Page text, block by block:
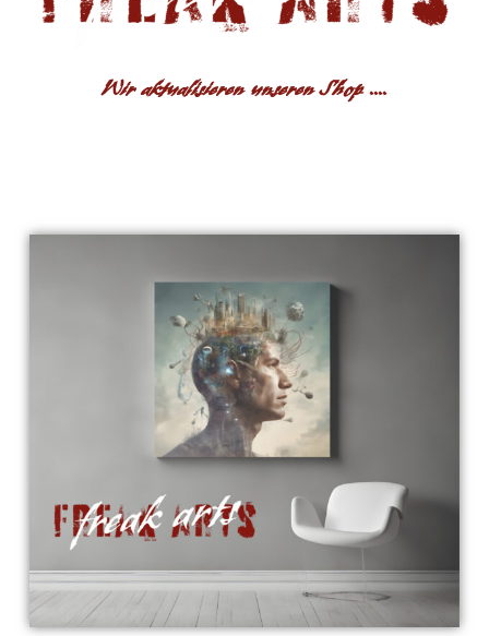
Wir aktualisieren unseren Shop ....